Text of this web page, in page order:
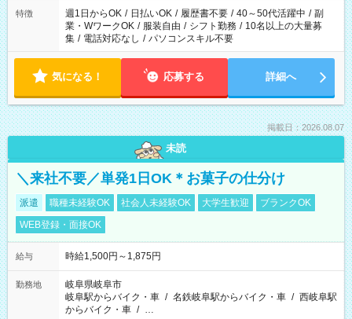
特徴 週1日からOK / 日払いOK / 履歴書不要 / 40～50代活躍中 / 副
業・WワークOK / 服装自由 / シフト勤務 / 10名以上の大量募
集 / 電話対応なし / パソコンスキル不要
気になる！ 応募する 詳細へ
掲載日：2026.08.07
未読
＼来社不要／単発1日OK＊お菓子の仕分け
派遣 職種未経験OK 社会人未経験OK 大学生歓迎
ブランクOK
WEB登録・面接OK
給与 時給1,500円～1,875円
勤務地
岐阜県岐阜市
岐阜駅からバイク・車 / 名鉄岐阜駅からバイク・車 / 西岐阜駅
からバイク・車 / …